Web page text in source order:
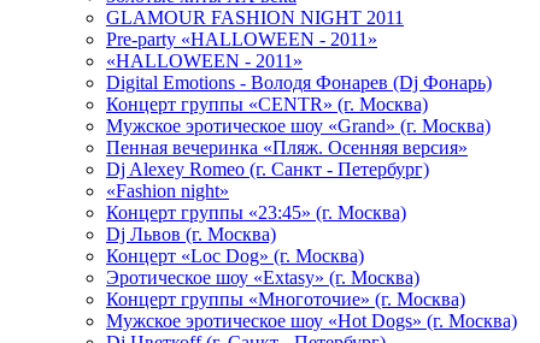
GLAMOUR FASHION NIGHT 2011
Pre-party «HALLOWEEN - 2011»
«HALLOWEEN - 2011»
Digital Emotions - Володя Фонарев (Dj Фонарь)
Концерт группы «CENTR» (г. Москва)
Мужское эротическое шоу «Grand» (г. Москва)
Пенная вечеринка «Пляж. Осенняя версия»
Dj Alexey Romeo (г. Санкт - Петербург)
«Fashion night»
Концерт группы «23:45» (г. Москва)
Dj Львов (г. Москва)
Концерт «Loc Dog» (г. Москва)
Эротическое шоу «Extasy» (г. Москва)
Концерт группы «Многоточие» (г. Москва)
Мужское эротическое шоу «Hot Dogs» (г. Москва)